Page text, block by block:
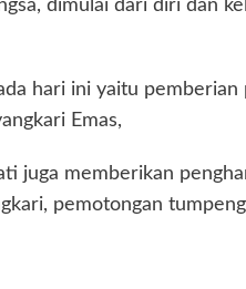
dimulai dari diri dan
hari ini yaitu pemberian
Emas,
juga memberikan
pemotongan